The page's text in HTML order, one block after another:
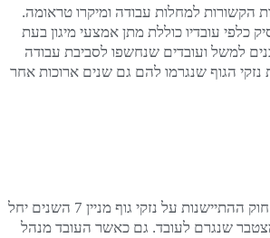
הקשורות למחלות עבודה ומיקרו טראומה.
כלפי עובדיו כוללת מתן אמצעי מיגון בעת
למשל ועובדים שנחשפו לסביבת עבודה
נזקי הגוף שנגרמו להם גם שנים ארוכות אחר
במקרים מעין אלו על פי חוק ההתיישנות על נזקי גוף מניין 7 השנים יחל
שנגרם לעובד. גם כאשר העובד מנהל